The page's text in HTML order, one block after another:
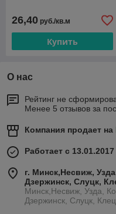
26,40 руб./кв.м
Купить
О нас
Рейтинг не
Менее 5 отзывов за
Компания продает на
Работает с 13.01.2017
г. Минск,Несвиж,
Дзержинск, Слуцк,
Минск,Несвиж, Узда,
Дзержинск, Слуцк,